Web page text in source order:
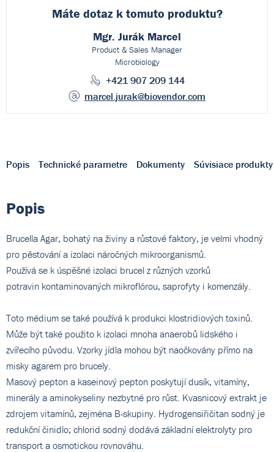
Máte dotaz k tomuto produktu?
Mgr. Jurák Marcel
Product & Sales Manager
Microbiology
+421 907 209 144
marcel.jurak@biovendor.com
Popis Technické parametre Dokumenty Súvisiace produkty
Popis
Brucella Agar, bohatý na živiny a růstové faktory, je velmi vhodný
pro pěstování a izolaci náročných mikroorganismů.
Používá se k úspěšné izolaci brucel z různých vzorků
potravin kontaminovaných mikroflórou, saprofyty i komenzály.
Toto médium se také používá k produkci klostridiových toxinů.
Může být také použito k izolaci mnoha anaerobů lidského i
zvířecího původu. Vzorky jídla mohou být naočkovány přímo na
misky agarem pro brucely.
Masový pepton a kaseinový pepton poskytují dusík, vitamíny,
minerály a aminokyseliny nezbytné pro růst. Kvasnicový extrakt je
zdrojem vitamínů, zejména B-skupiny. Hydrogensiřičitan sodný je
redukční činidlo; chlorid sodný dodává základní elektrolyty pro
transport a osmotickou rovnováhu.